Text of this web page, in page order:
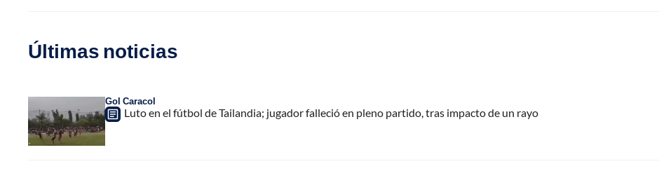
Últimas noticias
Gol Caracol
Luto en el fútbol de Tailandia; jugador falleció en pleno partido, tras impacto de un rayo